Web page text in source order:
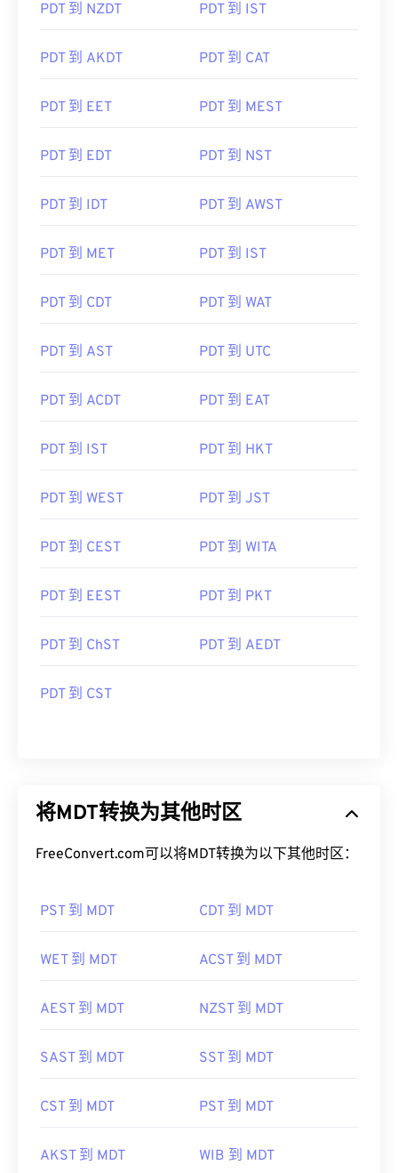
PDT 到 NZDT PDT 到 IST
PDT 到 AKDT PDT 到 CAT
PDT 到 EET PDT 到 MEST
PDT 到 EDT PDT 到 NST
PDT 到 IDT PDT 到 AWST
PDT 到 MET PDT 到 IST
PDT 到 CDT PDT 到 WAT
PDT 到 AST PDT 到 UTC
PDT 到 ACDT PDT 到 EAT
PDT 到 IST PDT 到 HKT
PDT 到 WEST PDT 到 JST
PDT 到 CEST PDT 到 WITA
PDT 到 EEST PDT 到 PKT
PDT 到 ChST PDT 到 AEDT
PDT 到 CST
将MDT转换为其他时区
FreeConvert.com可以将MDT转换为以下其他时区：
PST 到 MDT CDT 到 MDT
WET 到 MDT ACST 到 MDT
AEST 到 MDT NZST 到 MDT
SAST 到 MDT SST 到 MDT
CST 到 MDT PST 到 MDT
AKST 到 MDT WIB 到 MDT